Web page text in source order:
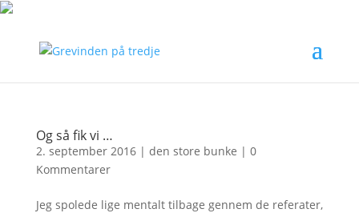
Og så fik vi …
2. september 2016| den store bunke | 0
Kommentarer
Jeg spolede lige mentalt tilbage gennem de referater,